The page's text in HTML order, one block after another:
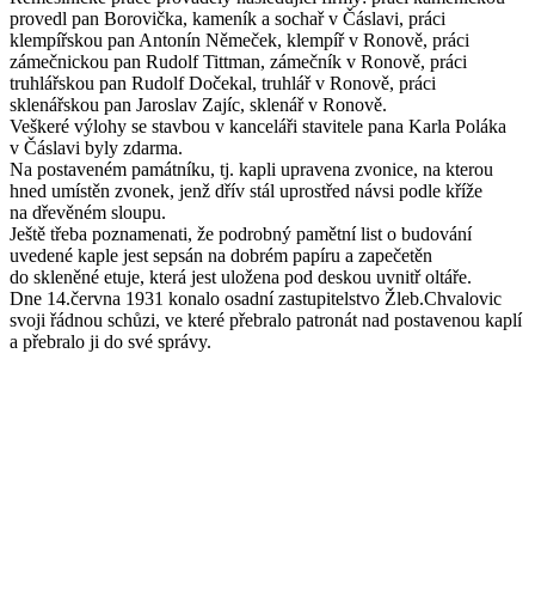
provedl pan Borovička, kameník a sochař v Čáslavi, práci
klempířskou pan Antonín Němeček, klempíř v Ronově, práci
zámečnickou pan Rudolf Tittman, zámečník v Ronově, práci
truhlářskou pan Rudolf Dočekal, truhlář v Ronově, práci
sklenářskou pan Jaroslav Zajíc, sklenář v Ronově.
Veškeré výlohy se stavbou v kanceláři stavitele pana Karla Poláka
v Čáslavi byly zdarma.
Na postaveném památníku, tj. kapli upravena zvonice, na kterou
hned umístěn zvonek, jenž dřív stál uprostřed návsi podle kříže
na dřevěném sloupu.
Ještě třeba poznamenati, že podrobný pamětní list o budování
uvedené kaple jest sepsán na dobrém papíru a zapečetěn
do skleněné etuje, která jest uložena pod deskou uvnitř oltáře.
Dne 14.června 1931 konalo osadní zastupitelstvo Žleb.Chvalovic
svoji řádnou schůzi, ve které přebralo patronát nad postavenou kaplí
a přebralo ji do své správy.